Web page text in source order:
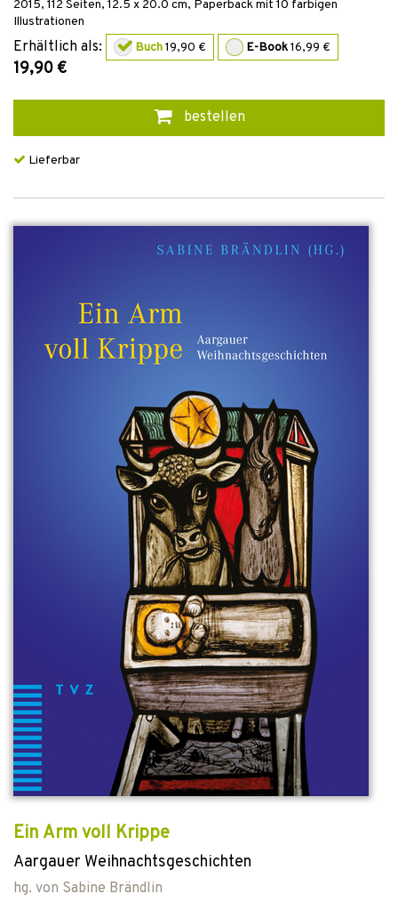
2015, 112 Seiten, 12.5 x 20.0 cm, Paperbackmit 10 farbigen
Illustrationen
Erhältlich als: Buch19,90 € E-Book16,99 €
19,90 €
bestellen
Lieferbar
Ein Arm voll Krippe
Aargauer Weihnachtsgeschichten
hg. von Sabine Brändlin